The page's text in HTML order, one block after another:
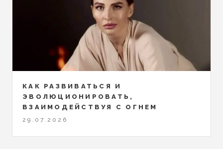
КАК РАЗВИВАТЬСЯ И
ЭВОЛЮЦИОНИРОВАТЬ,
ВЗАИМОДЕЙСТВУЯ С ОГНЕМ
29.07.2026